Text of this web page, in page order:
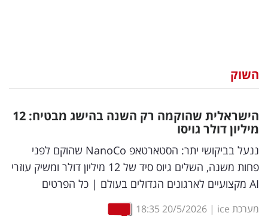
וצרכנות
דיגיטל
וטק
שיווק
ופרסום
השוק
הישראלית שהוקמה רק השנה בהישג מבטיח: 12
מיליון דולר גויסו
ננעל בביקושי יתר: הסטארטאפ NanoCo שהוקם לפני
פחות משנה, השלים גיוס סיד של 12 מיליון דולר ומשיק עוזרי
AI מקצועיים לארגונים הגדולים בעולם | כל הפרטים
מערכת ice |
20/5/2026
18:35